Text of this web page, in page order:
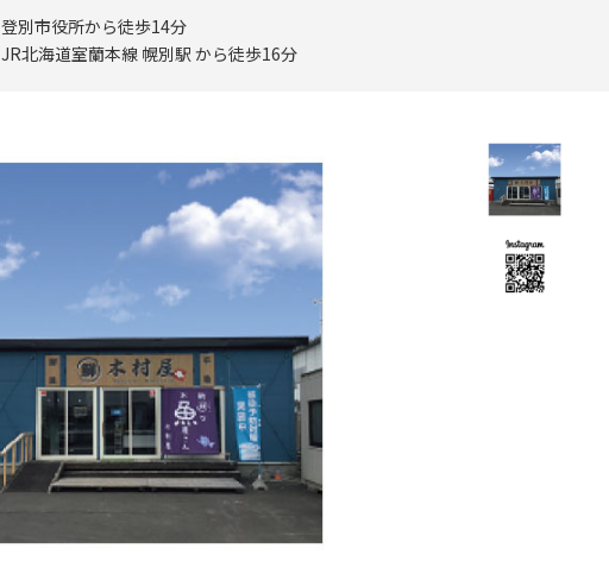
登別市役所から徒歩14分
JR北海道室蘭本線 幌別駅 から徒歩16分